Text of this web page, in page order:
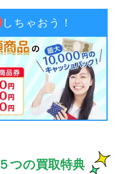
しちゃおう！
５つの買取特典